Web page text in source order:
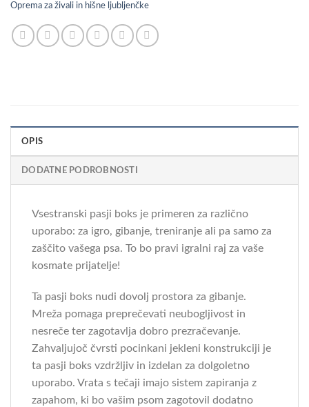
Oprema za živali in hišne ljubljenčke
OPIS
DODATNE PODROBNOSTI
Vsestranski pasji boks je primeren za različno
uporabo: za igro, gibanje, treniranje ali pa samo za
zaščito vašega psa. To bo pravi igralni raj za vaše
kosmate prijatelje!
Ta pasji boks nudi dovolj prostora za gibanje.
Mreža pomaga preprečevati neubogljivost in
nesreče ter zagotavlja dobro prezračevanje.
Zahvaljujoč čvrsti pocinkani jekleni konstrukciji je
ta pasji boks vzdržljiv in izdelan za dolgoletno
uporabo. Vrata s tečaji imajo sistem zapiranja z
zapahom, ki bo vašim psom zagotovil dodatno